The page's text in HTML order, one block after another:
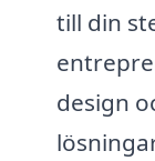
till din
design